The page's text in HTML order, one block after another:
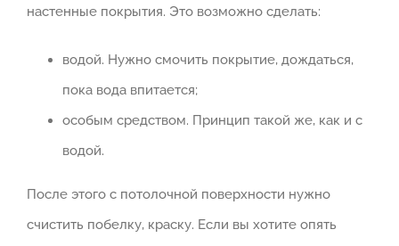
настенные покрытия. Это возможно сделать:
водой. Нужно смочить покрытие, дождаться,
пока вода впитается;
особым средством. Принцип такой же, как и с
водой.
После этого с потолочной поверхности нужно
счистить побелку, краску. Если вы хотите опять